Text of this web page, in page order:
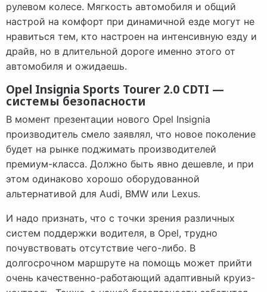
рулевом колесе. Мягкость автомобиля и общий
настрой на комфорт при динамичной езде могут не
нравиться тем, кто настроен на интенсивную езду и
драйв, но в длительной дороге именно этого от
автомобиля и ожидаешь.
Opel Insignia Sports Tourer 2.0 CDTI —
системы безопасности
В момент презентации нового Opel Insignia
производитель смело заявлял, что новое поколение
будет на рынке поджимать производителей
премиум-класса. Должно быть явно дешевле, и при
этом одинаково хорошо оборудованной
альтернативой для Audi, BMW или Lexus.
И надо признать, что с точки зрения различных
систем поддержки водителя, в Opel, трудно
почувствовать отсутствие чего-либо. В
долгосрочном маршруте на помощь может прийти
очень качественно-работающий адаптивный круиз-